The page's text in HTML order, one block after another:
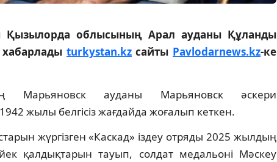
Қызылорда облысының Арал ауданы Құланды
turkystan.kzсайты Pavlodarnews.kz-ке
Марьяновск ауданы Марьяновск әскери
жылы белгісіз жағдайда жоғалып кеткен.
жүргізген «Каскад» іздеу отряды 2025 жылдың
қалдықтарын тауып, солдат медальоні Мәскеу